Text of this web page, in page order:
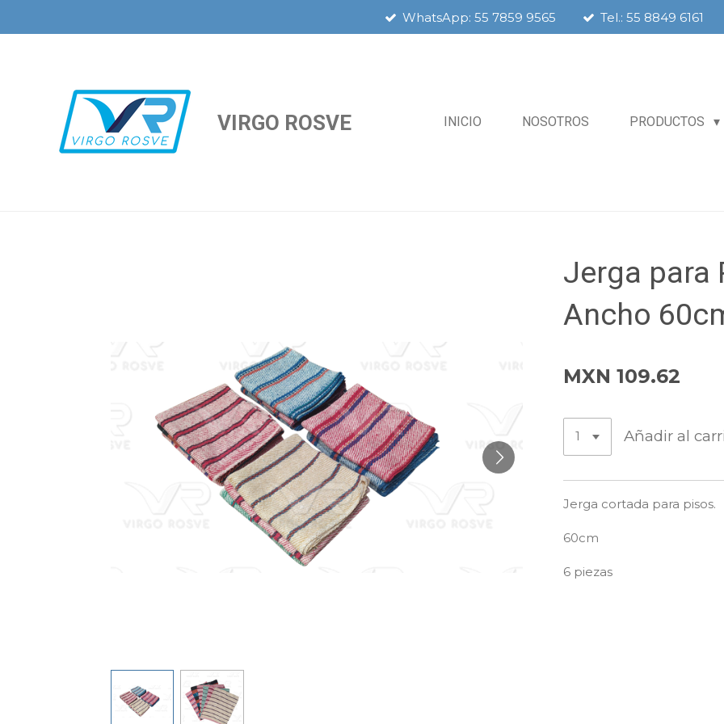
WhatsApp: 55 7859 9565 Tel.: 55 8849 6161
VIRGO ROSVE INICIO NOSOTROS PRODUCTOS
Jerga para
Ancho
MXN 109.62
Añadir al
Jerga cortada para pisos.
60cm
6 piezas